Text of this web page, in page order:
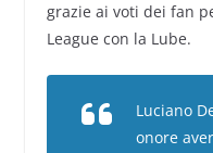
grazie ai voti dei fan
League con la Lube.
Luciano
onore